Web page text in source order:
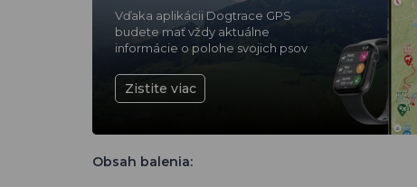
Vďaka aplikácii Dogtrace GPS
budete mať vždy aktuálne
informácie o polohe svojich psov
Zistite viac
Obsah balenia: